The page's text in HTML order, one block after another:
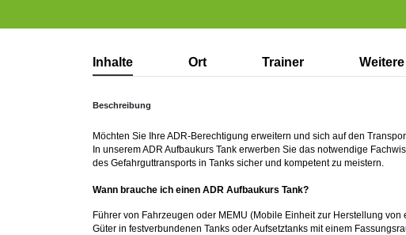
Inhalte Ort Trainer
Beschreibung
Möchten Sie Ihre ADR-Berechtigung erweitern und sich auf den
In unserem ADR Aufbaukurs Tank erwerben Sie das notwendige
des Gefahrguttransports in Tanks sicher und kompetent zu meistern.
Wann brauche ich einen ADR Aufbaukurs Tank?
Führer von Fahrzeugen oder MEMU (Mobile Einheit zur Herstellung
Güter in festverbundenen Tanks oder Aufsetztanks mit einem